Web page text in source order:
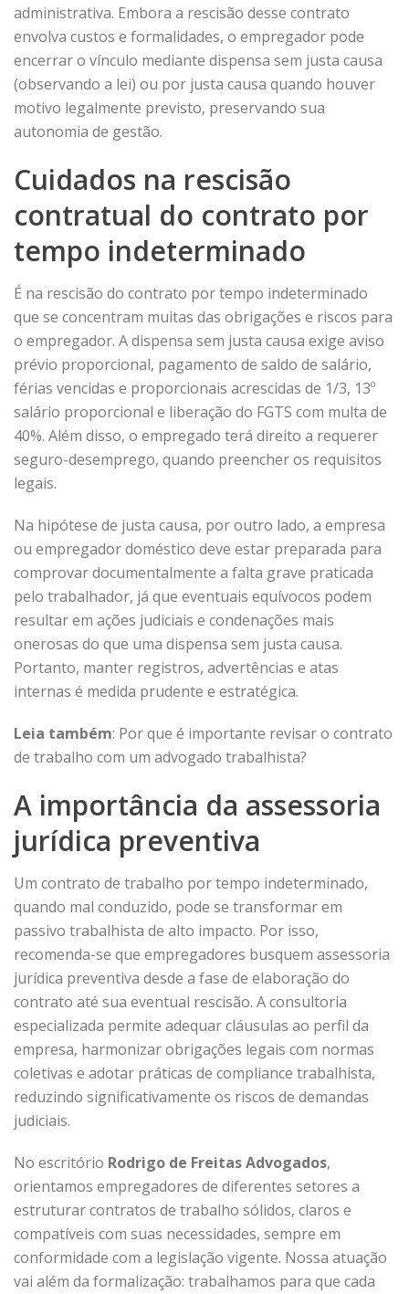
administrativa. Embora a rescisão desse contrato
envolva custos e formalidades, o empregador pode
encerrar o vínculo mediante dispensa sem justa causa
(observando a lei) ou por justa causa quando houver
motivo legalmente previsto, preservando sua
autonomia de gestão.
Cuidados na rescisão
contratual do contrato por
tempo indeterminado
É na rescisão do contrato por tempo indeterminado
que se concentram muitas das obrigações e riscos para
o empregador. A dispensa sem justa causa exige aviso
prévio proporcional, pagamento de saldo de salário,
férias vencidas e proporcionais acrescidas de 1/3, 13º
salário proporcional e liberação do FGTS com multa de
40%. Além disso, o empregado terá direito a requerer
seguro-desemprego, quando preencher os requisitos
legais.
Na hipótese de justa causa, por outro lado, a empresa
ou empregador doméstico deve estar preparada para
comprovar documentalmente a falta grave praticada
pelo trabalhador, já que eventuais equívocos podem
resultar em ações judiciais e condenações mais
onerosas do que uma dispensa sem justa causa.
Portanto, manter registros, advertências e atas
internas é medida prudente e estratégica.
Leia também: Por que é importante revisar o contrato
de trabalho com um advogado trabalhista?
A importância da assessoria
jurídica preventiva
Um contrato de trabalho por tempo indeterminado,
quando mal conduzido, pode se transformar em
passivo trabalhista de alto impacto. Por isso,
recomenda-se que empregadores busquem assessoria
jurídica preventiva desde a fase de elaboração do
contrato até sua eventual rescisão. A consultoria
especializada permite adequar cláusulas ao perfil da
empresa, harmonizar obrigações legais com normas
coletivas e adotar práticas de compliance trabalhista,
reduzindo significativamente os riscos de demandas
judiciais.
No escritório Rodrigo de Freitas Advogados,
orientamos empregadores de diferentes setores a
estruturar contratos de trabalho sólidos, claros e
compatíveis com suas necessidades, sempre em
conformidade com a legislação vigente. Nossa atuação
vai além da formalização: trabalhamos para que cada